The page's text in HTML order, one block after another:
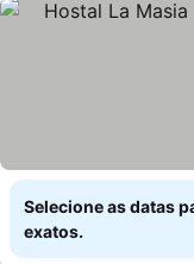
Selecione as datas
exatos.